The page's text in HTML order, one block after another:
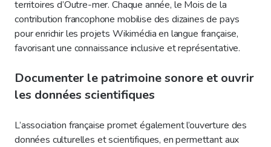
territoires d’Outre-mer. Chaque année, le Mois de la
contribution francophone mobilise des dizaines de pays
pour enrichir les projets Wikimédia en langue française,
favorisant une connaissance inclusive et représentative.
Documenter le patrimoine sonore et ouvrir
les données scientifiques
L’association française promet également l’ouverture des
données culturelles et scientifiques, en permettant aux